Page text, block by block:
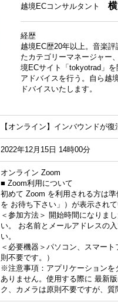
越境ECコンサルタント
経歴
越境EC歴20年以上。音楽
たカテゴリーマネージャー
境ECサイト「tokyotrad」
アドバイスを行う。自ら越
ドバイスいたします。
【オンライン】インバウンドが
2022年12月15日 14時00分
オンライン Zoom
■ Zoom利用について
初めて Zoom を利用される方は
を お待ち下さい」）が表示され
＜参加方法＞ 開始時間になりま
い。 お名前とメールアドレスの
い。
＜必要機器＞パソコン、スマー
則不要です。）
※注意事項：アプリケーションを
ありません。使用する際に 最新
ク、カメラは原則不要ですが、質